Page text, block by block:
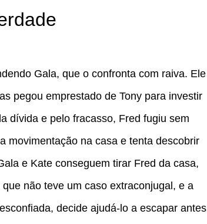
Gala, que o confronta com raiva. Ele
pegou emprestado de Tony para investir
dívida e pelo fracasso, Fred fugiu sem
movimentação na casa e tenta descobrir
e Kate conseguem tirar Fred da casa,
não teve um caso extraconjugal, e a
decide ajudá-lo a escapar antes